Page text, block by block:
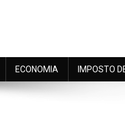
ECONOMIA IMPOSTO